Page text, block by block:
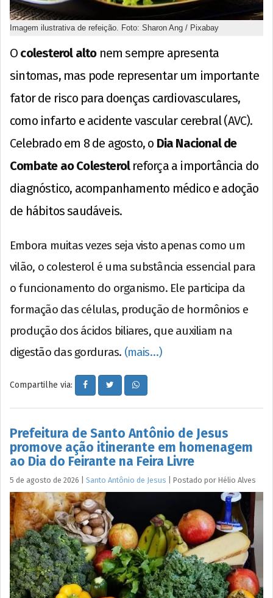
Imagem ilustrativa de refeição. Foto: Sharon Ang / Pixabay
O colesterol altonem sempre apresenta
sintomas, mas pode representar um importante
fator de risco para doenças cardiovasculares,
como infarto e acidente vascular cerebral (AVC).
Celebrado em 8 de agosto, o Dia Nacional de
Combate ao Colesterolreforça a importância do
diagnóstico, acompanhamento médico e adoção
de hábitos saudáveis.
Embora muitas vezes seja visto apenas como um
vilão, o colesterol é uma substância essencial para
o funcionamento do organismo. Ele participa da
formação das células, produção de hormônios e
produção dos ácidos biliares, que auxiliam na
digestão das gorduras. (mais…)
Compartilhe via:
Prefeitura de Santo Antônio de Jesus
promove ação itinerante em homenagem
ao Dia do Feirante na Feira Livre
5 de agosto de 2026 Santo Antônio de Jesus Postado por Hélio Alves